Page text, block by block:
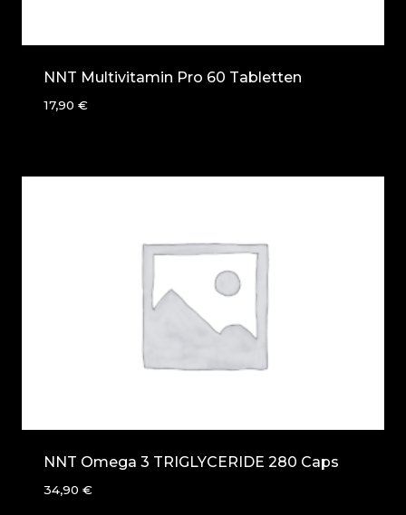
NNT Multivitamin Pro 60 Tabletten
17,90 €
NNT Omega 3 TRIGLYCERIDE 280 Caps
34,90 €